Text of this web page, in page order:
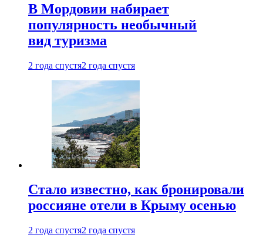
В Мордовии набирает
популярность необычный
вид туризма
2 года спустя2 года спустя
Стало известно, как бронировали
россияне отели в Крыму осенью
2 года спустя2 года спустя